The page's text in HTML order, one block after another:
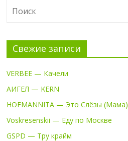
Свежие записи
VERBEE — Качели
АИГЕЛ — KERN
HOFMANNITA — Это Слёзы (Мама)
Voskresenskii — Еду по Москве
GSPD — Тру крайм